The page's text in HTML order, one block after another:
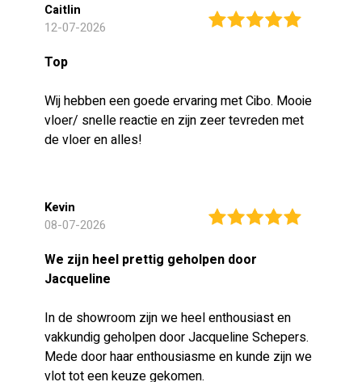
Caitlin
12-07-2026
Top
Wij hebben een goede ervaring met Cibo. Mooie
vloer/ snelle reactie en zijn zeer tevreden met
de vloer en alles!
Kevin
08-07-2026
We zijn heel prettig geholpen door
Jacqueline
In de showroom zijn we heel enthousiast en
vakkundig geholpen door Jacqueline Schepers.
Mede door haar enthousiasme en kunde zijn we
vlot tot een keuze gekomen.